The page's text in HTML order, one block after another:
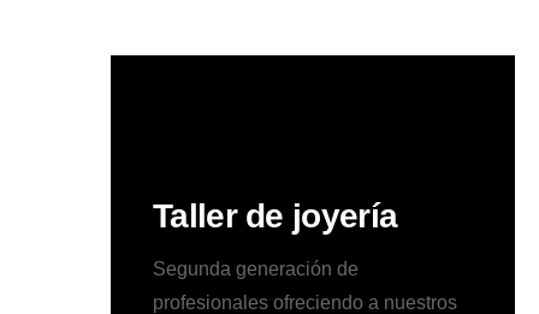
Taller de joyería
Segunda generación de
profesionales ofreciendo a nuestros